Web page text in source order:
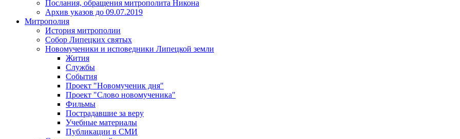
Послания, обращения митрополита Никона
Архив указов до 09.07.2019
Митрополия
История митрополии
Собор Липецких святых
Новомученики и исповедники Липецкой земли
Жития
Службы
События
Проект "Новомученик дня"
Проект "Слово новомученика"
Фильмы
Пострадавшие за веру
Учебные материалы
Публикации в СМИ